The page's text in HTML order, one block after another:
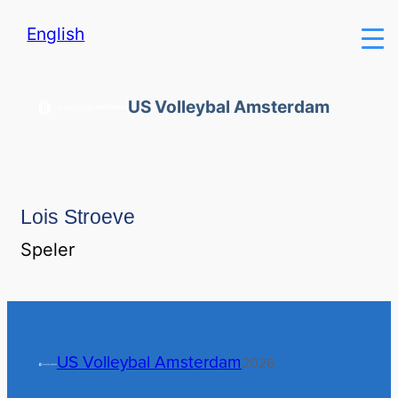
English
US Volleybal Amsterdam
Lois Stroeve
Speler
US Volleybal Amsterdam2026